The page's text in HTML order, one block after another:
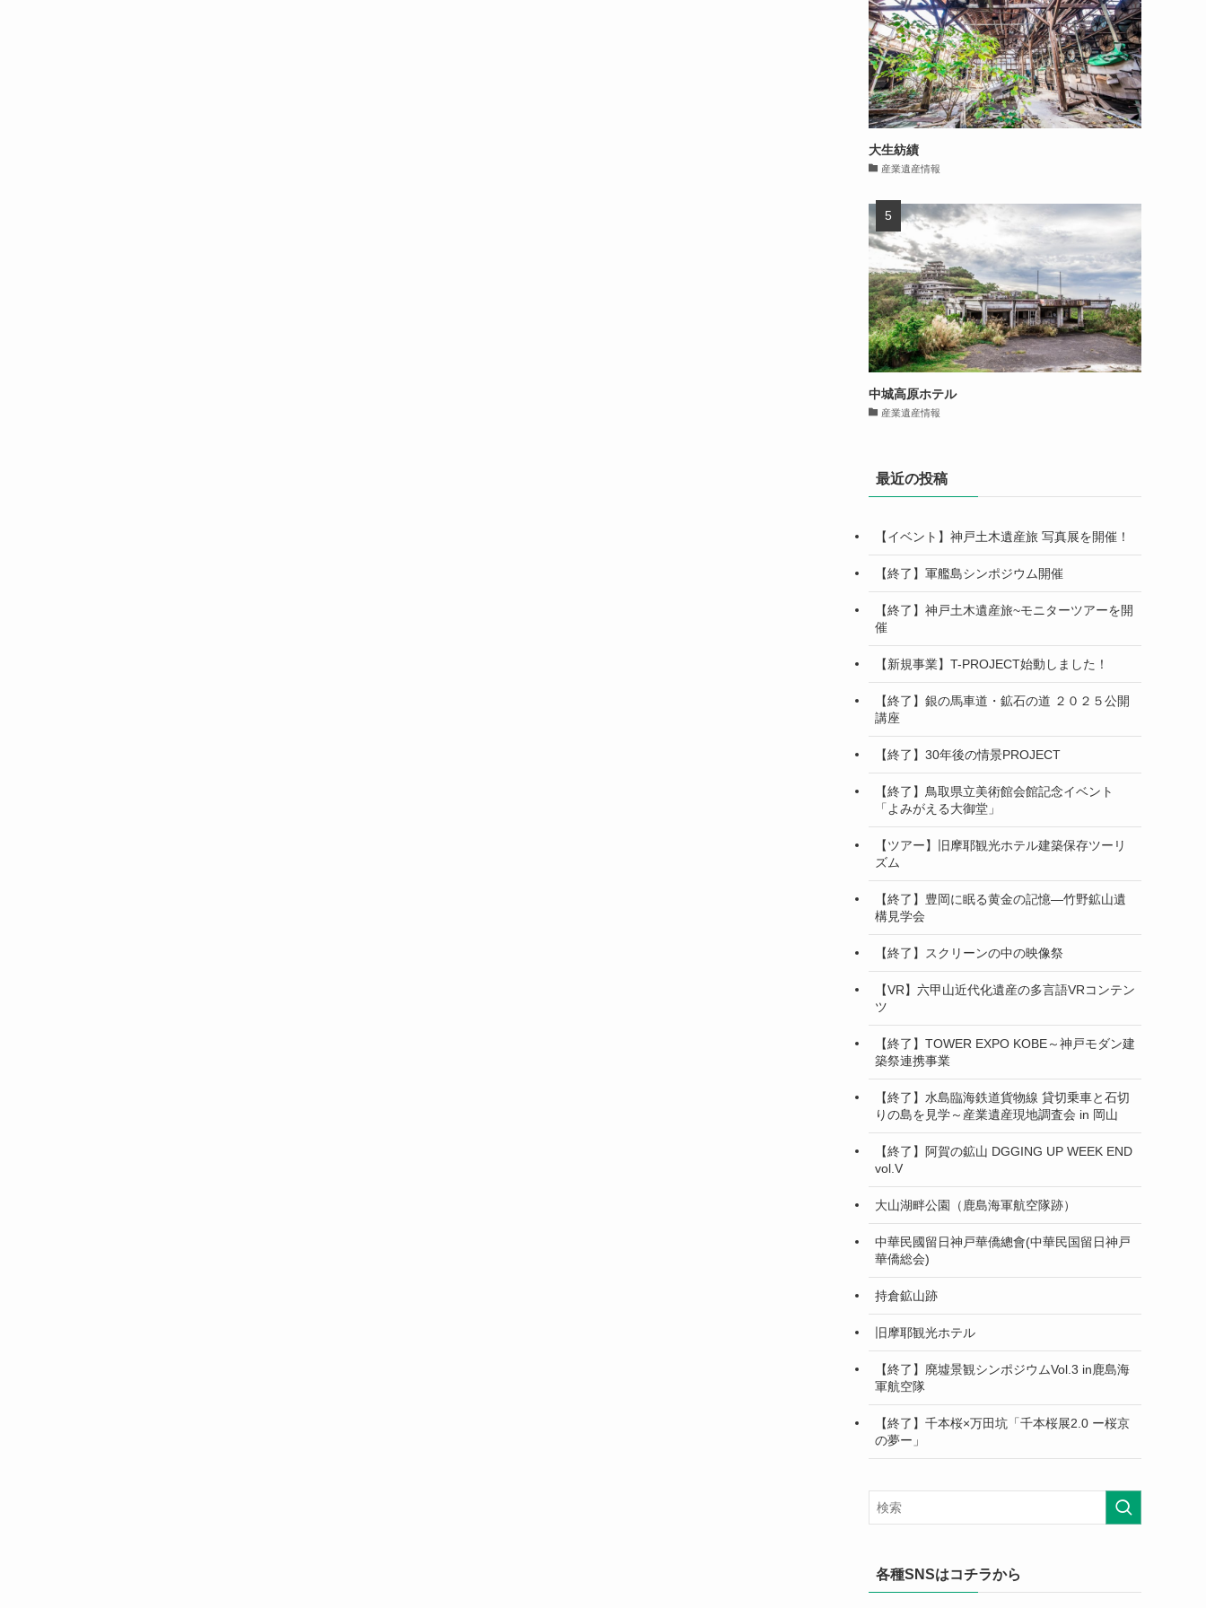
大生紡績
産業遺産情報
中城高原ホテル
産業遺産情報
最近の投稿
【イベント】神戸土木遺産旅 写真展を開催！
【終了】軍艦島シンポジウム開催
【終了】神戸土木遺産旅~モニターツアーを開
催
【新規事業】T-PROJECT始動しました！
【終了】銀の馬車道・鉱石の道 ２０２５公開
講座
【終了】30年後の情景PROJECT
【終了】鳥取県立美術館会館記念イベント
「よみがえる大御堂」
【ツアー】旧摩耶観光ホテル建築保存ツーリ
ズム
【終了】豊岡に眠る黄金の記憶—竹野鉱山遺
構見学会
【終了】スクリーンの中の映像祭
【VR】六甲山近代化遺産の多言語VRコンテン
ツ
【終了】TOWER EXPO KOBE～神戸モダン建
築祭連携事業
【終了】水島臨海鉄道貨物線 貸切乗車と石切
りの島を見学～産業遺産現地調査会 in 岡山
【終了】阿賀の鉱山 DGGING UP WEEK END
vol.V
大山湖畔公園（鹿島海軍航空隊跡）
中華民國留日神戸華僑總會(中華民国留日神戸
華僑総会)
持倉鉱山跡
旧摩耶観光ホテル
【終了】廃墟景観シンポジウムVol.3 in鹿島海
軍航空隊
【終了】千本桜×万田坑「千本桜展2.0 ー桜京
の夢ー」
各種SNSはコチラから